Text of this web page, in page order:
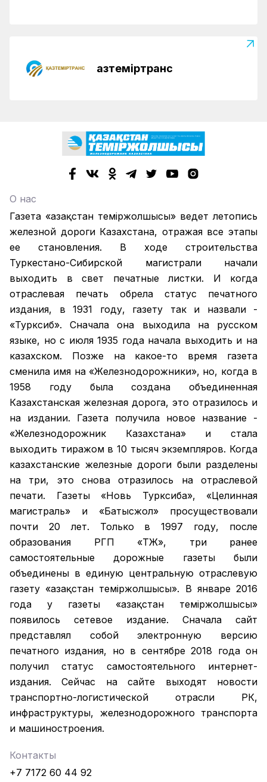
Қазтеміртранс
О нас
Газета «Қазақстан теміржолшысы» ведет летопись
железной дороги Казахстана, отражая все этапы
ее становления. В ходе строительства
Туркестано-Сибирской магистрали начали
выходить в свет печатные листки. И когда
отраслевая печать обрела статус печатного
издания, в 1931 году, газету так и назвали -
«Турксиб». Сначала она выходила на русском
языке, но с июля 1935 года начала выходить и на
казахском. Позже на какое-то время газета
сменила имя на «Железнодорожники», но, когда в
1958 году была создана объединенная
Казахстанская железная дорога, это отразилось и
на издании. Газета получила новое название -
«Железнодорожник Казахстана» и стала
выходить тиражом в 10 тысяч экземпляров. Когда
казахстанские железные дороги были разделены
на три, это снова отразилось на отраслевой
печати. Газеты «Новь Турксиба», «Целинная
магистраль» и «Батысжол» просуществовали
почти 20 лет. Только в 1997 году, после
образования РГП «ҚТЖ», три ранее
самостоятельные дорожные газеты были
объединены в единую центральную отраслевую
газету «Қазақстан темiржолшысы». В январе 2016
года у газеты «Қазақстан теміржолшысы»
появилось сетевое издание. Сначала сайт
представлял собой электронную версию
печатного издания, но в сентябре 2018 года он
получил статус самостоятельного интернет-
издания. Сейчас на сайте выходят новости
транспортно-логистической отрасли РК,
инфраструктуры, железнодорожного транспорта
и машиностроения.
Контакты
+7 7172 60 44 92